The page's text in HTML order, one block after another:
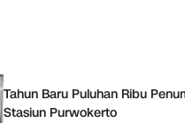
Tahun Baru Puluhan Ribu
Stasiun Purwokerto